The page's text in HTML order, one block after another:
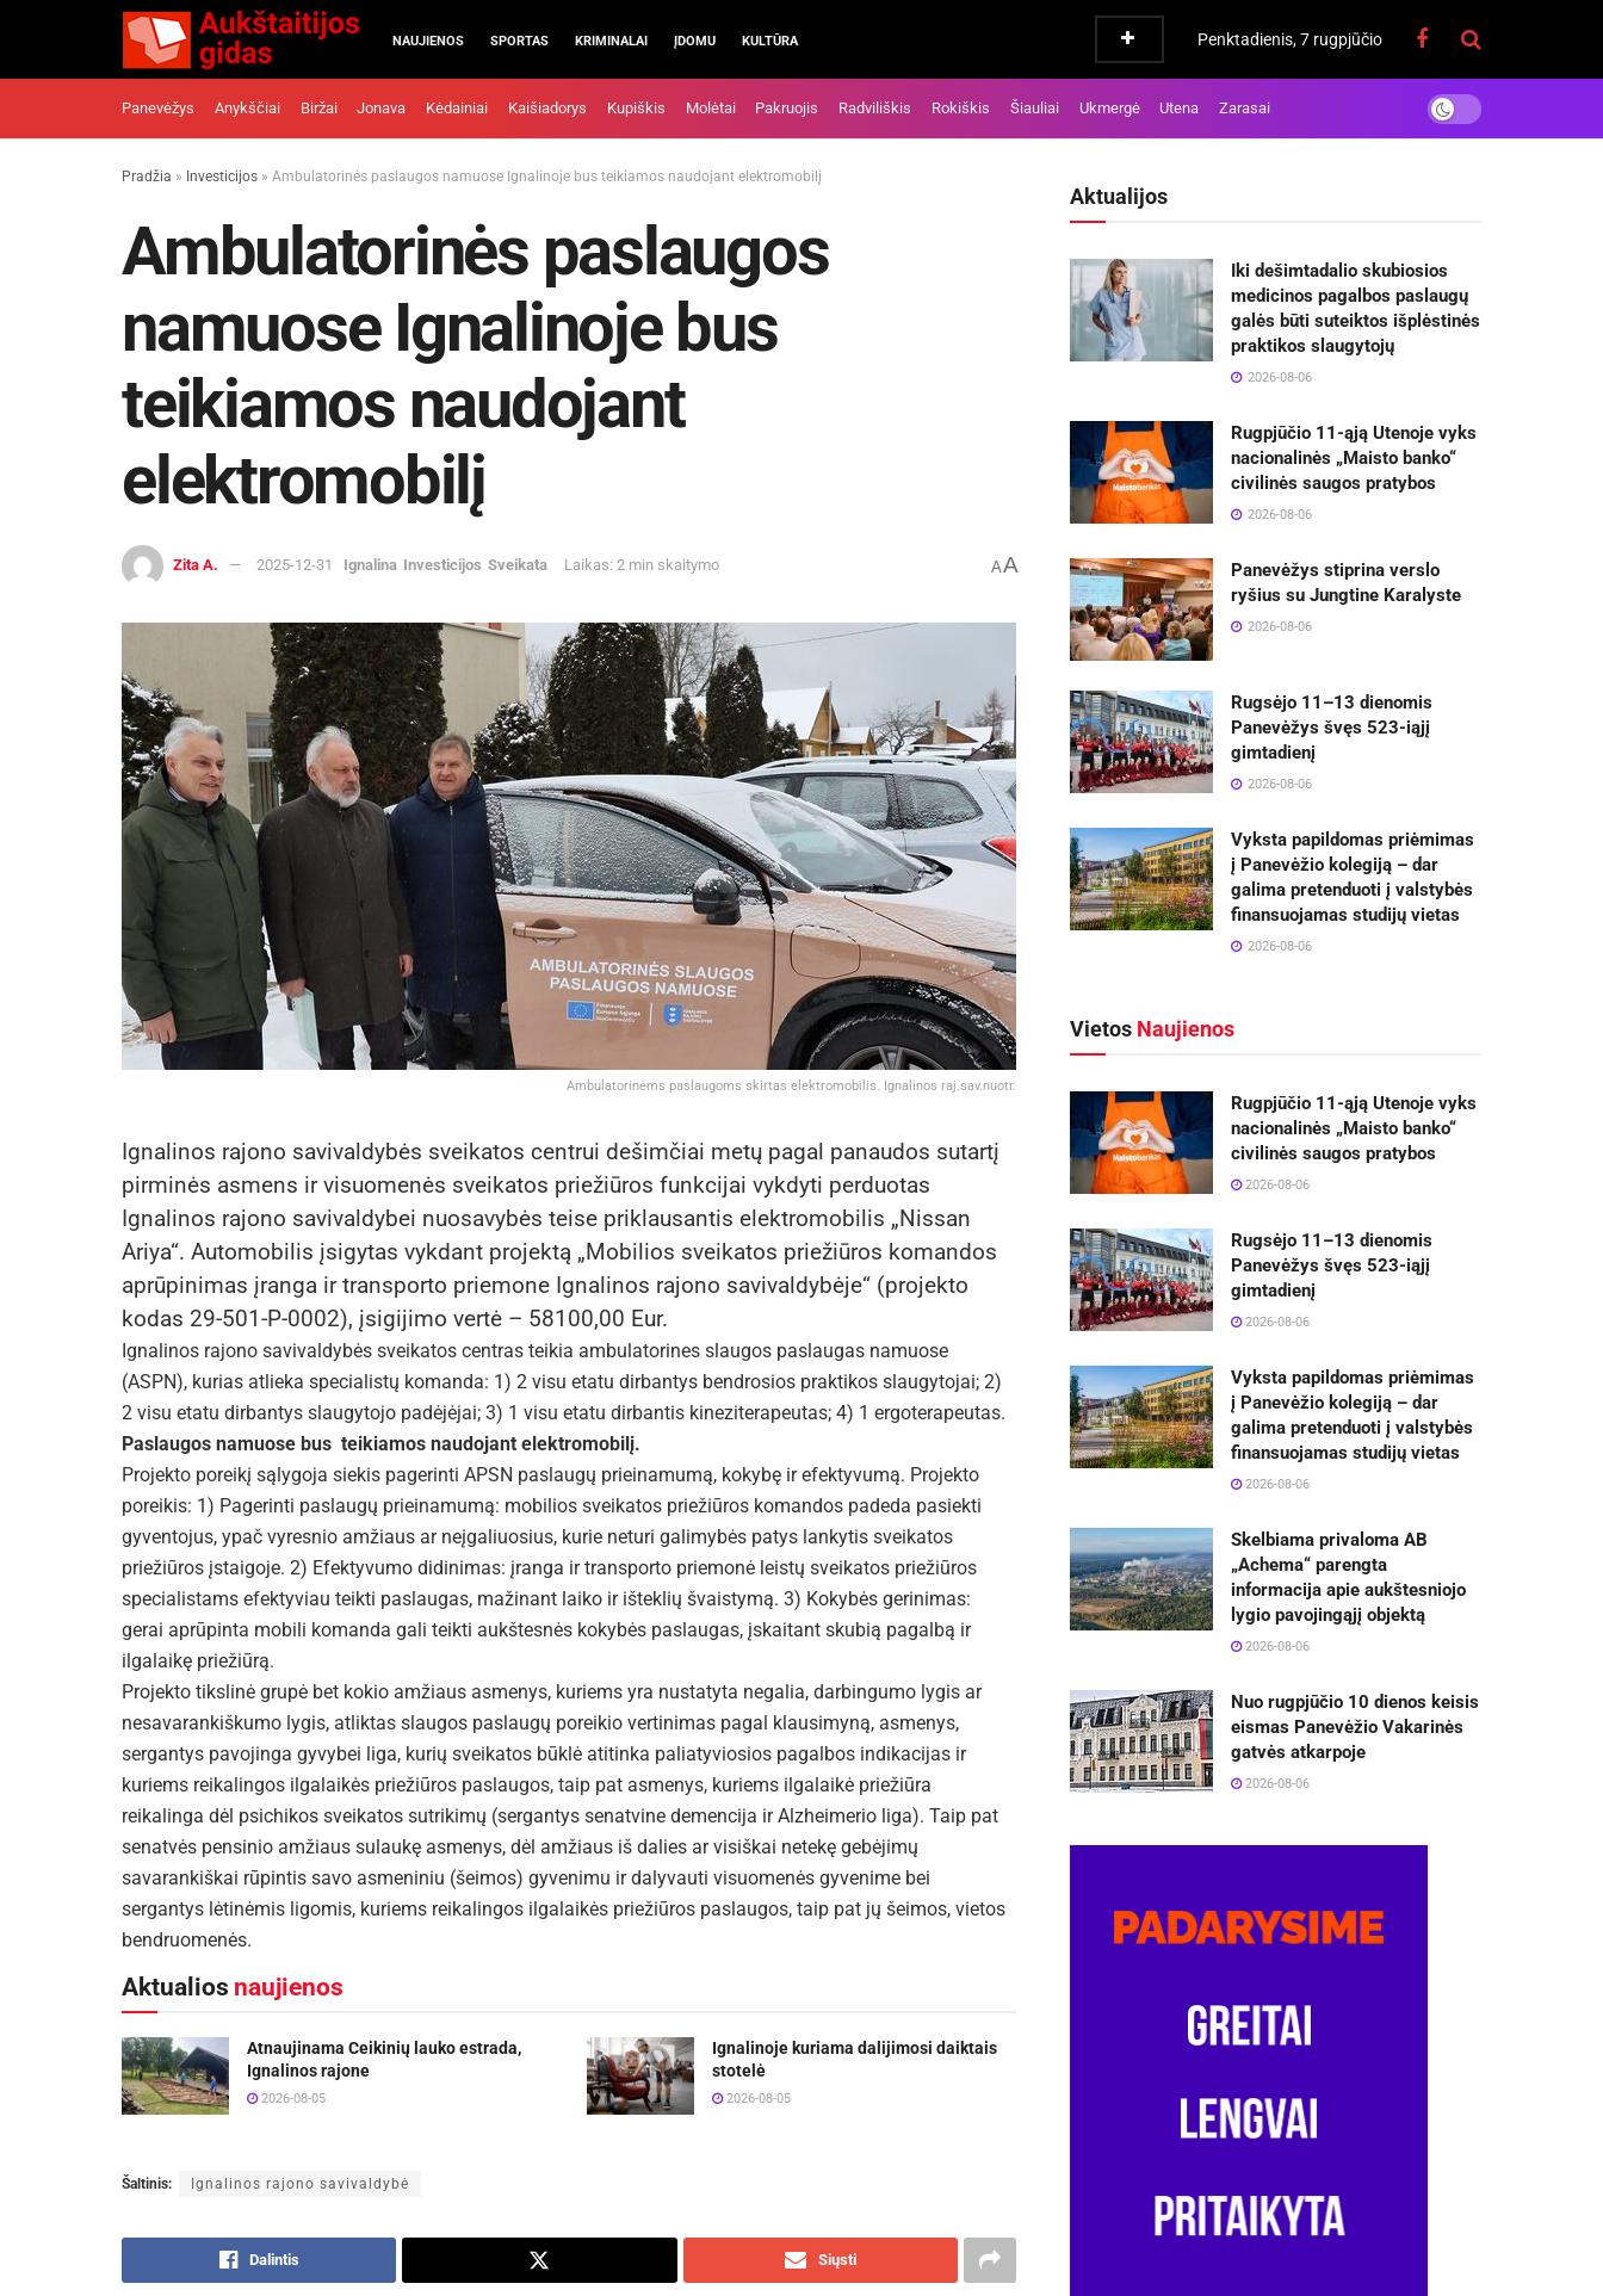
NAUJIENOS SPORTAS KRIMINALAI ĮDOMU KULTŪRA Penktadienis, 7 rugpjūčio
Panevėžys Anykščiai Biržai Jonava Kėdainiai Kaišiadorys Kupiškis Molėtai Pakruojis Radviliškis Rokiškis Šiauliai Ukmergė Utena Zarasai
Pradžia » Investicijos » Ambulatorinės paslaugos namuose Ignalinoje bus teikiamos naudojant elektromobilį
Ambulatorinės paslaugos
namuose Ignalinoje bus
teikiamos naudojant
elektromobilį
Zita A. 2025-12-31 Ignalina Investicijos Sveikata Laikas: 2 min skaitymo AA
Ambulatorinėms paslaugoms skirtas elektromobilis. Ignalinos raj.sav.nuotr.
Ignalinos rajono savivaldybės sveikatos centrui dešimčiai metų pagal panaudos sutartį
pirminės asmens ir visuomenės sveikatos priežiūros funkcijai vykdyti perduotas
Ignalinos rajono savivaldybei nuosavybės teise priklausantis elektromobilis „Nissan
Ariya“. Automobilis įsigytas vykdant projektą „Mobilios sveikatos priežiūros komandos
aprūpinimas įranga ir transporto priemone Ignalinos rajono savivaldybėje“ (projekto
kodas 29-501-P-0002), įsigijimo vertė – 58100,00 Eur.
Ignalinos rajono savivaldybės sveikatos centras teikia ambulatorines slaugos paslaugas namuose
(ASPN), kurias atlieka specialistų komanda: 1) 2 visu etatu dirbantys bendrosios praktikos slaugytojai; 2)
2 visu etatu dirbantys slaugytojo padėjėjai; 3) 1 visu etatu dirbantis kineziterapeutas; 4) 1 ergoterapeutas.
Paslaugos namuose bus teikiamos naudojant elektromobilį.
Projekto poreikį sąlygoja siekis pagerinti APSN paslaugų prieinamumą, kokybę ir efektyvumą. Projekto
poreikis: 1) Pagerinti paslaugų prieinamumą: mobilios sveikatos priežiūros komandos padeda pasiekti
gyventojus, ypač vyresnio amžiaus ar neįgaliuosius, kurie neturi galimybės patys lankytis sveikatos
priežiūros įstaigoje. 2) Efektyvumo didinimas: įranga ir transporto priemonė leistų sveikatos priežiūros
specialistams efektyviau teikti paslaugas, mažinant laiko ir išteklių švaistymą. 3) Kokybės gerinimas:
gerai aprūpinta mobili komanda gali teikti aukštesnės kokybės paslaugas, įskaitant skubią pagalbą ir
ilgalaikę priežiūrą.
Projekto tikslinė grupė bet kokio amžiaus asmenys, kuriems yra nustatyta negalia, darbingumo lygis ar
nesavarankiškumo lygis, atliktas slaugos paslaugų poreikio vertinimas pagal klausimyną, asmenys,
sergantys pavojinga gyvybei liga, kurių sveikatos būklė atitinka paliatyviosios pagalbos indikacijas ir
kuriems reikalingos ilgalaikės priežiūros paslaugos, taip pat asmenys, kuriems ilgalaikė priežiūra
reikalinga dėl psichikos sveikatos sutrikimų (sergantys senatvine demencija ir Alzheimerio liga). Taip pat
senatvės pensinio amžiaus sulaukę asmenys, dėl amžiaus iš dalies ar visiškai netekę gebėjimų
savarankiškai rūpintis savo asmeniniu (šeimos) gyvenimu ir dalyvauti visuomenės gyvenime bei
sergantys lėtinėmis ligomis, kuriems reikalingos ilgalaikės priežiūros paslaugos, taip pat jų šeimos, vietos
bendruomenės.
Aktualios naujienos
Atnaujinama Ceikinių lauko estrada,
Ignalinos rajone
2026-08-05
Ignalinoje kuriama dalijimosi daiktais
stotelė
2026-08-05
Šaltinis: Ignalinos rajono savivaldybė
Dalintis Siųsti
Aktualijos
Iki dešimtadalio skubiosios
medicinos pagalbos paslaugų
galės būti suteiktos išplėstinės
praktikos slaugytojų
2026-08-06
Rugpjūčio 11-ąją Utenoje vyks
nacionalinės „Maisto banko“
civilinės saugos pratybos
2026-08-06
Panevėžys stiprina verslo
ryšius su Jungtine Karalyste
2026-08-06
Rugsėjo 11–13 dienomis
Panevėžys švęs 523-iąjį
gimtadienį
2026-08-06
Vyksta papildomas priėmimas
į Panevėžio kolegiją – dar
galima pretenduoti į valstybės
finansuojamas studijų vietas
2026-08-06
Vietos Naujienos
Rugpjūčio 11-ąją Utenoje vyks
nacionalinės „Maisto banko“
civilinės saugos pratybos
2026-08-06
Rugsėjo 11–13 dienomis
Panevėžys švęs 523-iąjį
gimtadienį
2026-08-06
Vyksta papildomas priėmimas
į Panevėžio kolegiją – dar
galima pretenduoti į valstybės
finansuojamas studijų vietas
2026-08-06
Skelbiama privaloma AB
„Achema“ parengta
informacija apie aukštesniojo
lygio pavojingąjį objektą
2026-08-06
Nuo rugpjūčio 10 dienos keisis
eismas Panevėžio Vakarinės
gatvės atkarpoje
2026-08-06